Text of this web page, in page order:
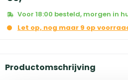
Voor 18:00 besteld, morgen in
Let op, nog maar 9 op
Productomschrijving